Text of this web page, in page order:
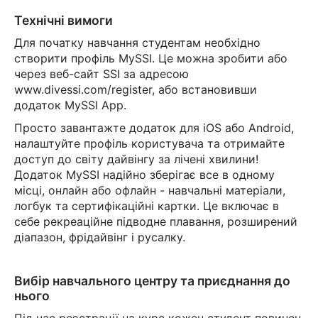
Технічні вимоги
Для початку навчання студентам необхідно
створити профіль MySSI. Це можна зробити або
через веб-сайт SSI за адресою
www.divessi.com/register, або встановивши
додаток MySSI App.
Просто завантажте додаток для iOS або Android,
налаштуйте профіль користувача та отримайте
доступ до світу дайвінгу за лічені хвилини!
Додаток MySSI надійно зберігає все в одному
місці, онлайн або офлайн - навчальні матеріали,
логбук та сертифікаційні картки. Це включає в
себе рекреаційне підводне плавання, розширений
діапазон, фрідайвінг і русалку.
Вибір навчального центру та приєднання до
нього